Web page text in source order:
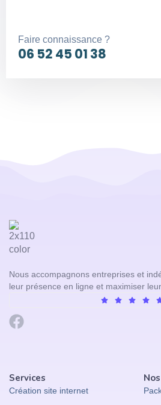
Faire connaissance ?
06 52 45 01 38
Nous accompagnons entreprises et
leur présence en ligne et maximiser
Services
Création site internet